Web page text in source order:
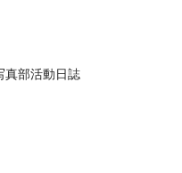
真部活動日誌